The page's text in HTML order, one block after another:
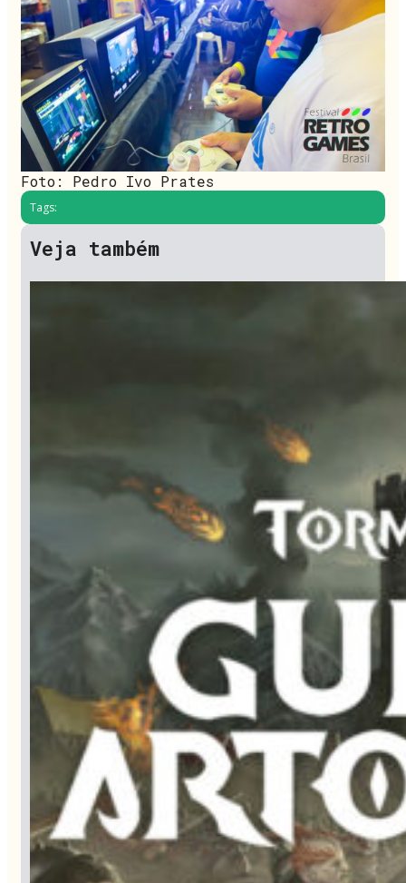
Foto: Pedro Ivo Prates
Tags:
Veja também